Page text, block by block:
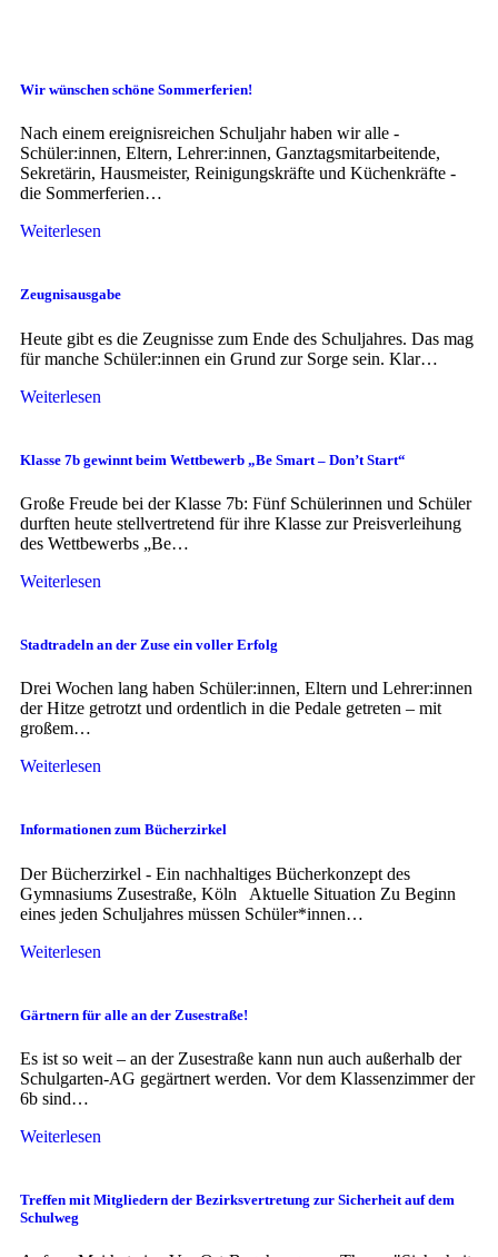
Wir wünschen schöne Sommerferien!
Nach einem ereignisreichen Schuljahr haben wir alle -
Schüler:innen, Eltern, Lehrer:innen, Ganztagsmitarbeitende,
Sekretärin, Hausmeister, Reinigungskräfte und Küchenkräfte -
die Sommerferien…
Weiterlesen
Zeugnisausgabe
Heute gibt es die Zeugnisse zum Ende des Schuljahres. Das mag
für manche Schüler:innen ein Grund zur Sorge sein. Klar…
Weiterlesen
Klasse 7b gewinnt beim Wettbewerb „Be Smart – Don’t Start“
Große Freude bei der Klasse 7b: Fünf Schülerinnen und Schüler
durften heute stellvertretend für ihre Klasse zur Preisverleihung
des Wettbewerbs „Be…
Weiterlesen
Stadtradeln an der Zuse ein voller Erfolg
Drei Wochen lang haben Schüler:innen, Eltern und Lehrer:innen
der Hitze getrotzt und ordentlich in die Pedale getreten – mit
großem…
Weiterlesen
Informationen zum Bücherzirkel
Der Bücherzirkel - Ein nachhaltiges Bücherkonzept des
Gymnasiums Zusestraße, Köln Aktuelle Situation Zu Beginn
eines jeden Schuljahres müssen Schüler*innen…
Weiterlesen
Gärtnern für alle an der Zusestraße!
Es ist so weit – an der Zusestraße kann nun auch außerhalb der
Schulgarten-AG gegärtnert werden. Vor dem Klassenzimmer der
6b sind…
Weiterlesen
Treffen mit Mitgliedern der Bezirksvertretung zur Sicherheit auf dem
Schulweg